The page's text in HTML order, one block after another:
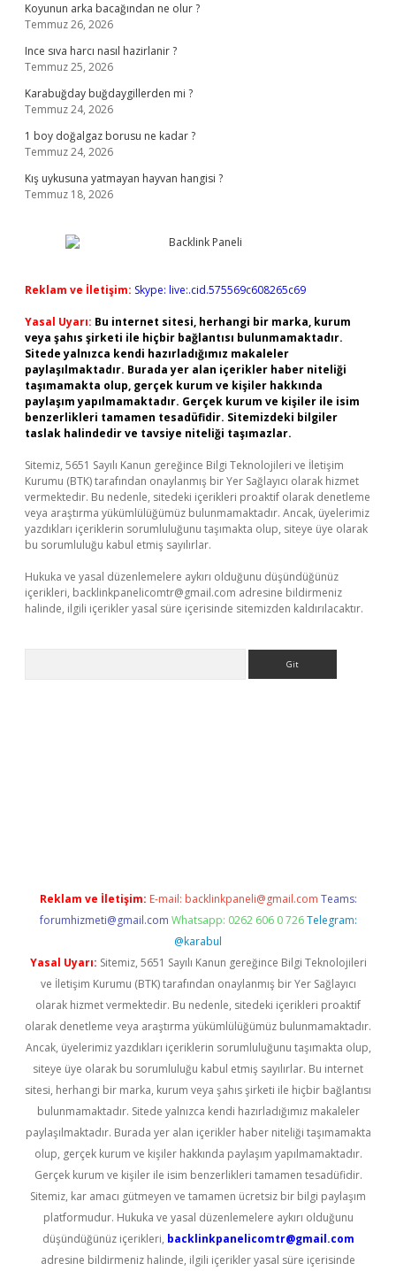
Koyunun arka bacağından ne olur ?
Temmuz 26, 2026
Ince sıva harcı nasıl hazirlanir ?
Temmuz 25, 2026
Karabuğday buğdaygillerden mi ?
Temmuz 24, 2026
1 boy doğalgaz borusu ne kadar ?
Temmuz 24, 2026
Kış uykusuna yatmayan hayvan hangisi ?
Temmuz 18, 2026
Reklam ve İletişim: Skype: live:.cid.575569c608265c69
Yasal Uyarı: Bu internet sitesi, herhangi bir marka, kurum
veya şahıs şirketi ile hiçbir bağlantısı bulunmamaktadır.
Sitede yalnızca kendi hazırladığımız makaleler
paylaşılmaktadır. Burada yer alan içerikler haber niteliği
taşımamakta olup, gerçek kurum ve kişiler hakkında
paylaşım yapılmamaktadır. Gerçek kurum ve kişiler ile isim
benzerlikleri tamamen tesadüfidir. Sitemizdeki bilgiler
taslak halindedir ve tavsiye niteliği taşımazlar.
Sitemiz, 5651 Sayılı Kanun gereğince Bilgi Teknolojileri ve İletişim
Kurumu (BTK) tarafından onaylanmış bir Yer Sağlayıcı olarak hizmet
vermektedir. Bu nedenle, sitedeki içerikleri proaktif olarak denetleme
veya araştırma yükümlülüğümüz bulunmamaktadır. Ancak, üyelerimiz
yazdıkları içeriklerin sorumluluğunu taşımakta olup, siteye üye olarak
bu sorumluluğu kabul etmiş sayılırlar.
Hukuka ve yasal düzenlemelere aykırı olduğunu düşündüğünüz
içerikleri, backlinkpanelicomtr@gmail.com adresine bildirmeniz
halinde, ilgili içerikler yasal süre içerisinde sitemizden kaldırılacaktır.
Reklam ve İletişim: E-mail: backlinkpaneli@gmail.com Teams:
forumhizmeti@gmail.com Whatsapp: 0262 606 0 726 Telegram:
@karabul
Yasal Uyarı: Sitemiz, 5651 Sayılı Kanun gereğince Bilgi Teknolojileri
ve İletişim Kurumu (BTK) tarafından onaylanmış bir Yer Sağlayıcı
olarak hizmet vermektedir. Bu nedenle, sitedeki içerikleri proaktif
olarak denetleme veya araştırma yükümlülüğümüz bulunmamaktadır.
Ancak, üyelerimiz yazdıkları içeriklerin sorumluluğunu taşımakta olup,
siteye üye olarak bu sorumluluğu kabul etmiş sayılırlar. Bu internet
sitesi, herhangi bir marka, kurum veya şahıs şirketi ile hiçbir bağlantısı
bulunmamaktadır. Sitede yalnızca kendi hazırladığımız makaleler
paylaşılmaktadır. Burada yer alan içerikler haber niteliği taşımamakta
olup, gerçek kurum ve kişiler hakkında paylaşım yapılmamaktadır.
Gerçek kurum ve kişiler ile isim benzerlikleri tamamen tesadüfidir.
Sitemiz, kar amacı gütmeyen ve tamamen ücretsiz bir bilgi paylaşım
platformudur. Hukuka ve yasal düzenlemelere aykırı olduğunu
düşündüğünüz içerikleri, backlinkpanelicomtr@gmail.com
adresine bildirmeniz halinde, ilgili içerikler yasal süre içerisinde